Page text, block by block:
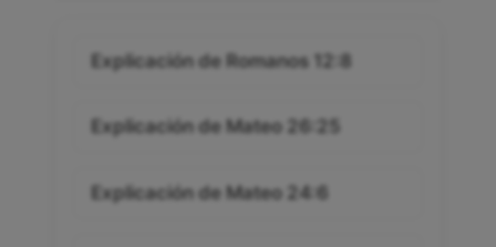
Explicación de Romanos 12:8
Explicación de Mateo 26:25
Explicación de Mateo 24:6